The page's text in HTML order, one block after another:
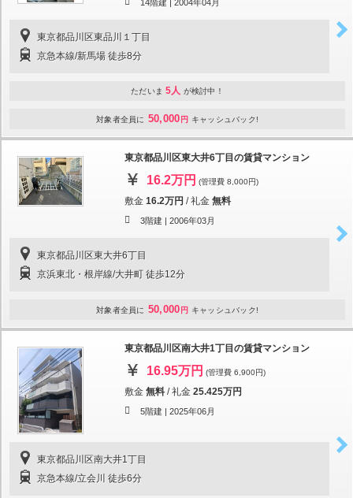
14階建 | 2004年04月
東京都品川区東品川１丁目
京急本線/新馬場 徒歩8分
ただいま 5人 が検討中！
対象者全員に 50,000 円 キャッシュバック!
東京都品川区東大井6丁目の賃貸マンション
16.2万円 (管理費 8,000円)
敷金 16.2万円 /礼金 無料
3階建 | 2006年03月
東京都品川区東大井6丁目
京浜東北・根岸線/大井町 徒歩12分
対象者全員に 50,000 円 キャッシュバック!
東京都品川区南大井1丁目の賃貸マンション
16.95万円 (管理費 6,900円)
敷金 無料 /礼金 25.425万円
5階建 | 2025年06月
東京都品川区南大井1丁目
京急本線/立会川 徒歩6分